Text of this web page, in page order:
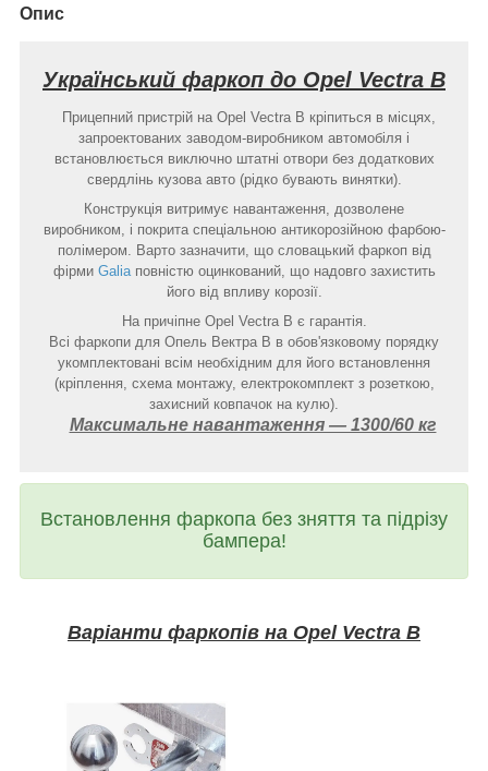
Опис
Український фаркоп до Opel Vectra B
Прицепний пристрій на Opel Vectra B кріпиться в місцях,
запроектованих заводом-виробником автомобіля і
встановлюється виключно штатні отвори без додаткових
свердлінь кузова авто (рідко бувають винятки).
Конструкція витримує навантаження, дозволене
виробником, і покрита спеціальною антикорозійною фарбою-
полімером. Варто зазначити, що словацький фаркоп від
фірми Galiaповністю оцинкований, що надовго захистить
його від впливу корозії.
На причіпне Opel Vectra B є гарантія.
Всі фаркопи для Опель Вектра В в обов'язковому порядку
укомплектовані всім необхідним для його встановлення
(кріплення, схема монтажу, електрокомплект з розеткою,
захисний ковпачок на кулю).
Максимальне навантаження ― 1300/60 кг
Встановлення фаркопа без зняття та підрізу
бампера!
Варіанти фаркопів на Opel Vectra B